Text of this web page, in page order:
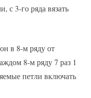
с 3-го ряда вязать
в 8-м ряду от
8-м ряду 7 раз 1
петли включать